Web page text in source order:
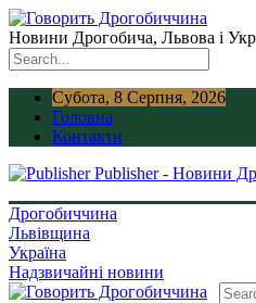
Новини Дрогобича, Львова і
Субота, 8 Серпня, 2026
Головна
Контакти
Publisher - Новини
Дрогобиччина
Львівщина
Україна
Надзвичайні новини